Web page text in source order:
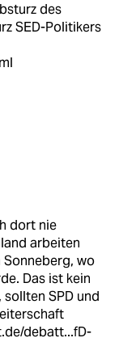
des
SED-Politikers
dort nie
arbeiten
Sonneberg, wo
Das ist kein
SPD und
debatt...fD-